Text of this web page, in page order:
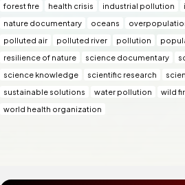
forest fire
health crisis industrial pollution
nature documentary
oceans
polluted air
polluted river pollution
resilience of nature
science documentary
science knowledge
scientific research
sustainable solutions
water pollution wild
world health organization